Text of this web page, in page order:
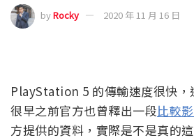
byRocky 2020 年 11 月 16 日
PlayStation 5 的傳輸速度很快，
很早之前官方也曾釋出一段比較
方提供的資料，實際是不是真的